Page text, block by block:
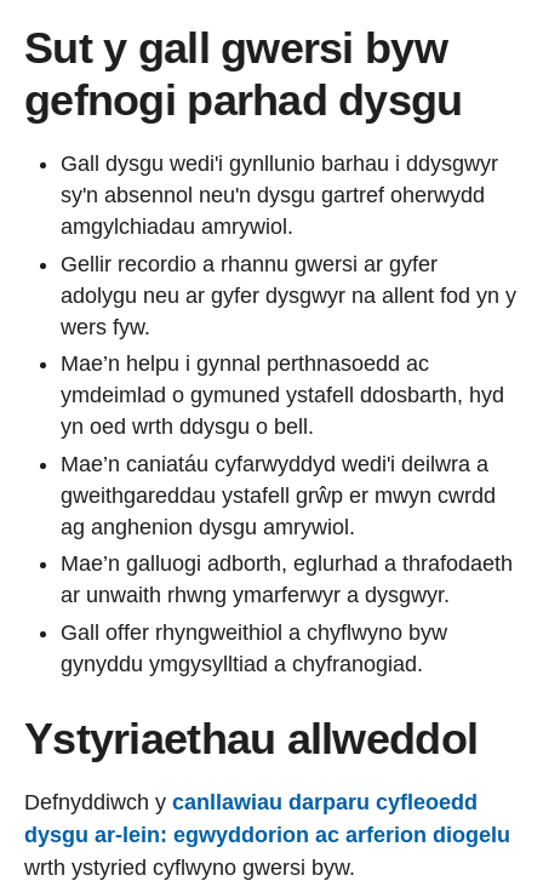
Sut y gall gwersi byw
gefnogi parhad dysgu
Gall dysgu wedi'i gynllunio barhau i ddysgwyr
sy'n absennol neu'n dysgu gartref oherwydd
amgylchiadau amrywiol.
Gellir recordio a rhannu gwersi ar gyfer
adolygu neu ar gyfer dysgwyr na allent fod yn y
wers fyw.
Mae’n helpu i gynnal perthnasoedd ac
ymdeimlad o gymuned ystafell ddosbarth, hyd
yn oed wrth ddysgu o bell.
Mae’n caniatáu cyfarwyddyd wedi'i deilwra a
gweithgareddau ystafell grŵp er mwyn cwrdd
ag anghenion dysgu amrywiol.
Mae’n galluogi adborth, eglurhad a thrafodaeth
ar unwaith rhwng ymarferwyr a dysgwyr.
Gall offer rhyngweithiol a chyflwyno byw
gynyddu ymgysylltiad a chyfranogiad.
Ystyriaethau allweddol
Defnyddiwch y canllawiau darparu cyfleoedd
dysgu ar-lein: egwyddorion ac arferion diogelu
wrth ystyried cyflwyno gwersi byw.